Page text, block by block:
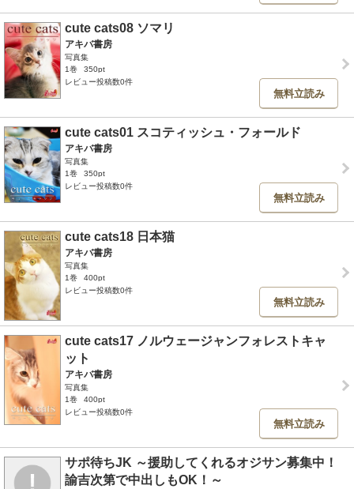
cute cats08 ソマリ
アキバ書房
写真集
1巻
350pt
レビュー投稿数0件
無料立読み
cute cats01 スコティッシュ・フォールド
アキバ書房
写真集
1巻
350pt
レビュー投稿数0件
無料立読み
cute cats18 日本猫
アキバ書房
写真集
1巻
400pt
レビュー投稿数0件
無料立読み
cute cats17 ノルウェージャンフォレストキャ
ット
アキバ書房
写真集
1巻
400pt
レビュー投稿数0件
無料立読み
サポ待ちJK ～援助してくれるオジサン募集中！
諭吉次第で中出しもOK！～